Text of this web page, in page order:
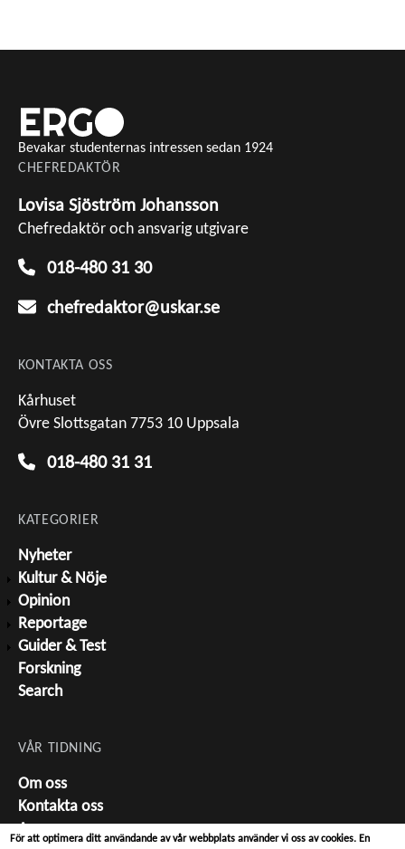
Bevakar studenternas intressen sedan 1924
CHEFREDAKTÖR
Lovisa Sjöström Johansson
Chefredaktör och ansvarig utgivare
018-480 31 30
chefredaktor@uskar.se
KONTAKTA OSS
Kårhuset
Övre Slottsgatan 7753 10 Uppsala
018-480 31 31
KATEGORIER
Nyheter
Kultur & Nöje
Opinion
Reportage
Guider & Test
Forskning
Search
VÅR TIDNING
Om oss
Kontakta oss
Annonsera
För att optimera ditt användande av vår webbplats använder vi oss av cookies. En